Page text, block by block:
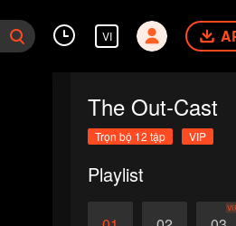
VI
The Out-Cast
Trọn bộ 12 tập VIP
Playlist